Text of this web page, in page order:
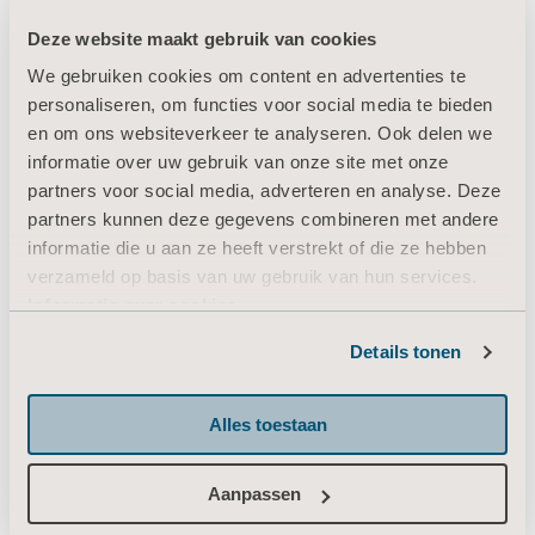
Deze website maakt gebruik van cookies
We gebruiken cookies om content en advertenties te
personaliseren, om functies voor social media te bieden
en om ons websiteverkeer te analyseren. Ook delen we
informatie over uw gebruik van onze site met onze
partners voor social media, adverteren en analyse. Deze
partners kunnen deze gegevens combineren met andere
informatie die u aan ze heeft verstrekt of die ze hebben
verzameld op basis van uw gebruik van hun services.
Details tonen
Alles toestaan
Aanpassen
Producten
Diensten en oplossingen
Kennis
Over ons
Neem contact met ons op
Architecten en ontwerpers
MediaBank